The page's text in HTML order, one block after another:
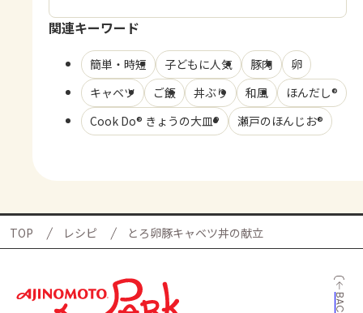
関連キーワード
簡単・時短 子どもに人気 豚肉
卵
キャベツ
ご飯 丼ぶり 和風
ほんだし®
Cook Do® きょうの大皿®
瀬戸のほんじお®
TOP レシピ とろ卵豚キャベツ丼の献立